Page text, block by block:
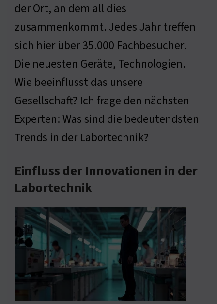
der Ort, an dem all dies
zusammenkommt. Jedes Jahr treffen
sich hier über 35.000 Fachbesucher.
Die neuesten Geräte, Technologien.
Wie beeinflusst das unsere
Gesellschaft? Ich frage den nächsten
Experten: Was sind die bedeutendsten
Trends in der Labortechnik?
Einfluss der Innovationen in der
Labortechnik